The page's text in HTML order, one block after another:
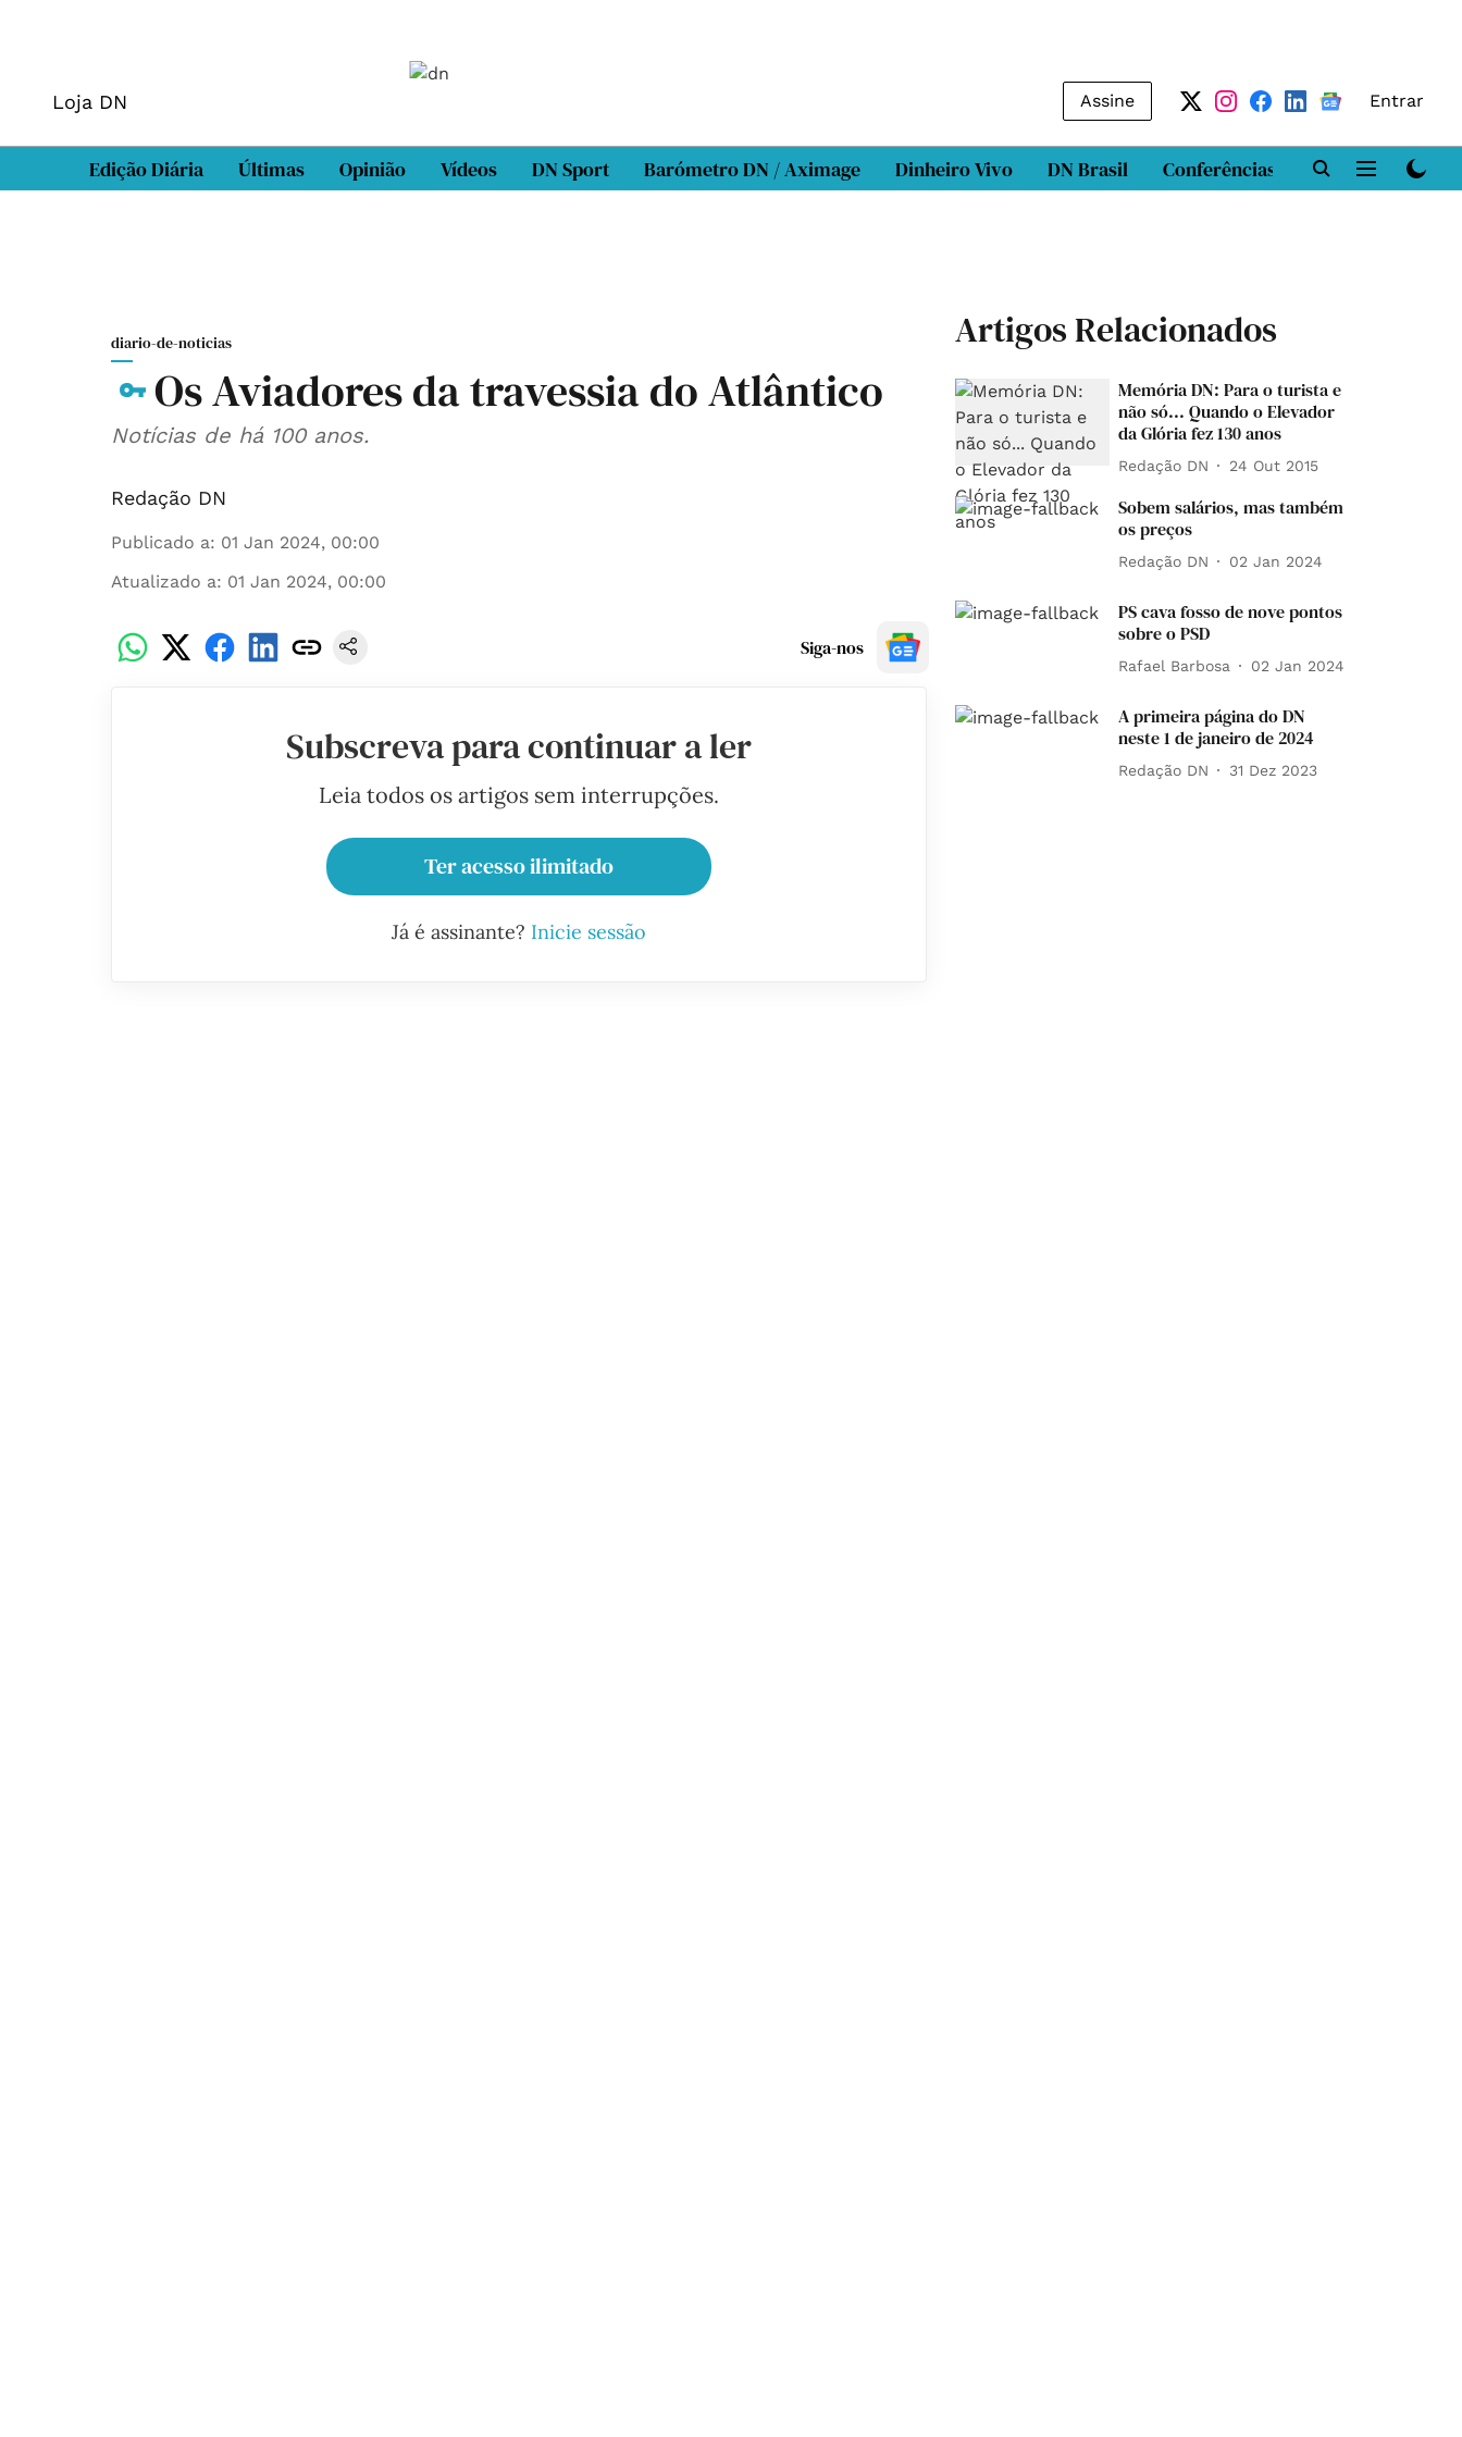
Loja DN Assine Entrar
Edição Diária Últimas Opinião Vídeos DN Sport Barómetro DN / Aximage Dinheiro Vivo DN Brasil Conferências DN LAB
diario-de-noticias
Os Aviadores da travessia do Atlântico
Notícias de há 100 anos.
Redação DN
Publicado a: 01 Jan 2024, 00:00
Atualizado a: 01 Jan 2024, 00:00
Siga-nos
Subscreva para continuar a ler
Leia todos os artigos sem interrupções.
Ter acesso ilimitado
Já é assinante? Inicie sessão
Artigos Relacionados
Memória DN: Para o turista e
não só... Quando o Elevador
da Glória fez 130 anos
Redação DN 24 Out 2015
Sobem salários, mas também
os preços
Redação DN 02 Jan 2024
PS cava fosso de nove pontos
sobre o PSD
Rafael Barbosa 02 Jan 2024
A primeira página do DN
neste 1 de janeiro de 2024
Redação DN 31 Dez 2023